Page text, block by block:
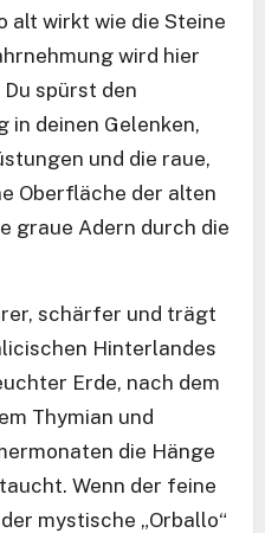
alt wirkt wie die Steine
wird hier
spürst den
in deinen Gelenken,
und die raue,
Oberfläche der alten
graue Adern durch die
schärfer und trägt
Hinterlandes
Erde, nach dem
Thymian und
die Hänge
Wenn der feine
mystische „Orballo“